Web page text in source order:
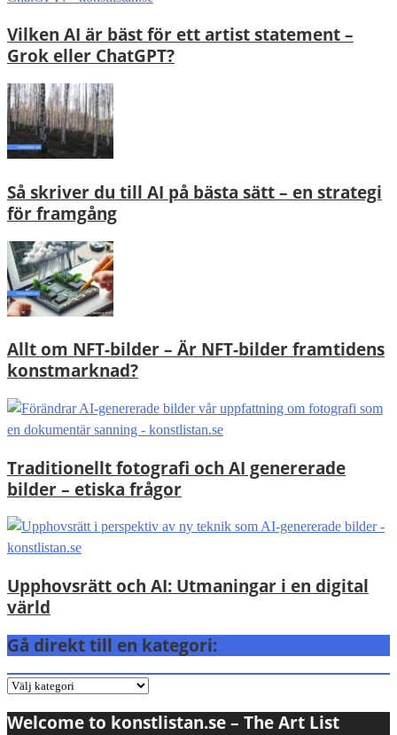
Vilken AI är bäst för ett artist statement –
Grok eller ChatGPT?
Så skriver du till AI på bästa sätt – en strategi
för framgång
Allt om NFT-bilder – Är NFT-bilder framtidens
konstmarknad?
Traditionellt fotografi och AI genererade
bilder – etiska frågor
Upphovsrätt och AI: Utmaningar i en digital
värld
Gå direkt till en kategori:
Gå
till
Welcome to konstlistan.se – The Art List